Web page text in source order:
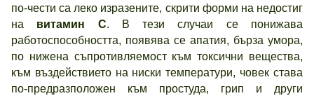
по-чести са леко изразените, скрити форми на недостиг
на витамин С. В тези случаи се понижава
работоспособността, появява се апатия, бърза умора,
по нижена съпротивляемост към токсични вещества,
към въздействието на ниски температури, човек става
по-предразположен към простуда, грип и други